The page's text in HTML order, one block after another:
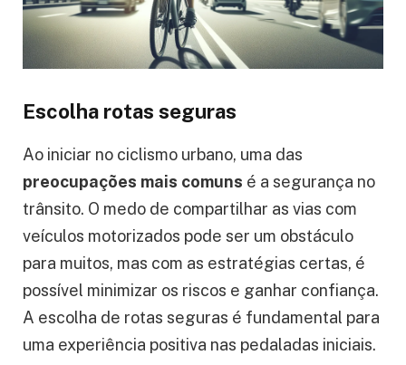
Escolha rotas seguras
Ao iniciar no ciclismo urbano, uma das
preocupações mais comuns é a segurança no
trânsito. O medo de compartilhar as vias com
veículos motorizados pode ser um obstáculo
para muitos, mas com as estratégias certas, é
possível minimizar os riscos e ganhar confiança.
A escolha de rotas seguras é fundamental para
uma experiência positiva nas pedaladas iniciais.